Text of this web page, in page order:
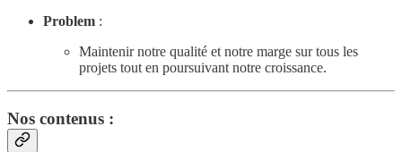
Problem :
Maintenir notre qualité et notre marge sur tous les
projets tout en poursuivant notre croissance.
Nos contenus :